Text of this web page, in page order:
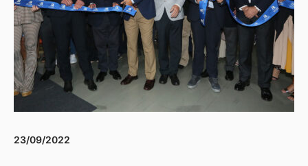
23/09/2022